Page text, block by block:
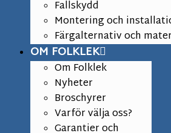
Fallskydd
Montering och
Färgalternativ och
OM FOLKLEK
Om Folklek
Nyheter
Broschyrer
Varför välja oss?
Garantier och